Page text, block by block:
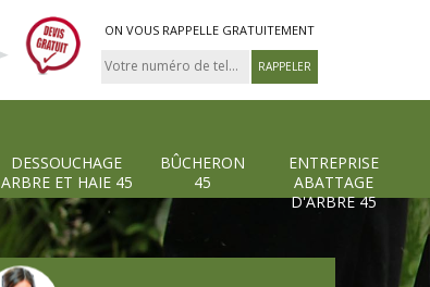
ON VOUS RAPPELLE GRATUITEMENT
DESSOUCHAGE
ARBRE ET HAIE 45
BÛCHERON
45
ENTREPRISE
ABATTAGE
D'ARBRE 45